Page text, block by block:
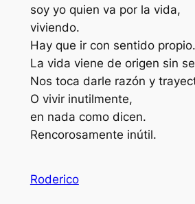
soy yo quien va por la vida,
viviendo.
Hay que ir con sentido propio.
La vida viene de origen sin
Nos toca darle razón y
O vivir inutilmente,
en nada como dicen.
Rencorosamente inútil.
Roderico